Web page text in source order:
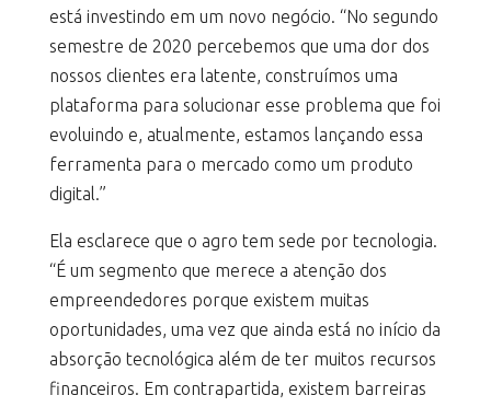
está investindo em um novo negócio. “No segundo
semestre de 2020 percebemos que uma dor dos
nossos clientes era latente, construímos uma
plataforma para solucionar esse problema que foi
evoluindo e, atualmente, estamos lançando essa
ferramenta para o mercado como um produto
digital.”
Ela esclarece que o agro tem sede por tecnologia.
“É um segmento que merece a atenção dos
empreendedores porque existem muitas
oportunidades, uma vez que ainda está no início da
absorção tecnológica além de ter muitos recursos
financeiros. Em contrapartida, existem barreiras